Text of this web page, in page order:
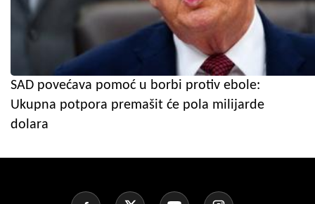
SAD povećava pomoć u borbi protiv ebole:
Ukupna potpora premašit će pola milijarde
dolara